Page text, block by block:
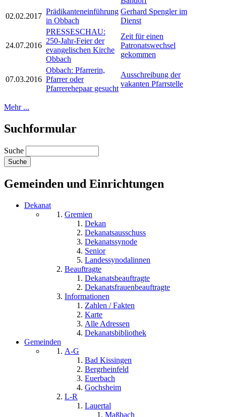
02.02.2017
Prädikanteneinführung
in Obbach
Gerhard Spengler im
Dienst
24.07.2016
PRESSESCHAU:
250-Jahr-Feier der
evangelischen Kirche
Obbach
Zeit für einen
Patronatswechsel
gekommen
07.03.2016
Obbach: Pfarrerin,
Pfarrer oder
Pfarrerehepaar gesucht
Ausschreibung der
vakanten Pfarrstelle
Mehr ...
Suchformular
Suche
Gemeinden und Einrichtungen
Dekanat
Gremien
Dekan
Dekanatsausschuss
Dekanatssynode
Senior
Landessynodalinnen
Beauftragte
Dekanatsbeauftragte
Dekanatsfrauenbeauftragte
Informationen
Zahlen / Fakten
Karte
Alle Adressen
Dekanatsbibliothek
Gemeinden
A-G
Bad Kissingen
Bergrheinfeld
Euerbach
Gochsheim
L-R
Lauertal
Maßbach